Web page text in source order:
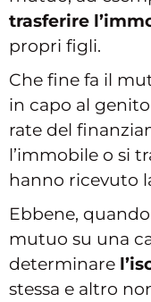
trasferire
propri figli.
Che fine fa il
in capo al
rate del
l’immobile o si
hanno ricevuto
Ebbene,
mutuo su una
determinare
stessa e altro